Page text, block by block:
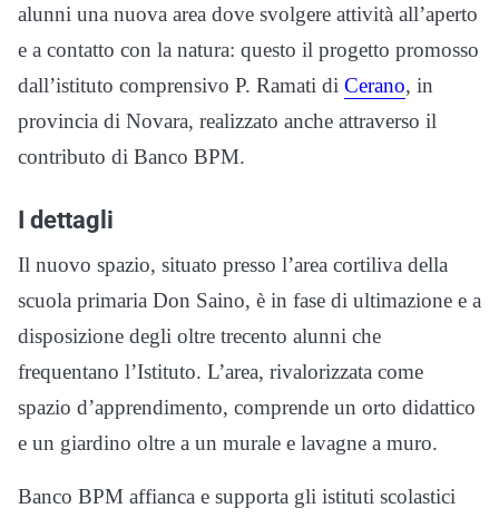
alunni una nuova area dove svolgere attività all’aperto
e a contatto con la natura: questo il progetto promosso
dall’istituto comprensivo P. Ramati di Cerano, in
provincia di Novara, realizzato anche attraverso il
contributo di Banco BPM.
I dettagli
Il nuovo spazio, situato presso l’area cortiliva della
scuola primaria Don Saino, è in fase di ultimazione e a
disposizione degli oltre trecento alunni che
frequentano l’Istituto. L’area, rivalorizzata come
spazio d’apprendimento, comprende un orto didattico
e un giardino oltre a un murale e lavagne a muro.
Banco BPM affianca e supporta gli istituti scolastici